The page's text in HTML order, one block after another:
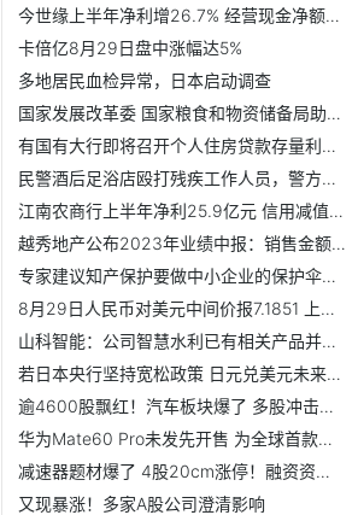
今世缘上半年净利增26.7% 经营现金净额降6.4%
卡倍亿8月29日盘中涨幅达5%
多地居民血检异常，日本启动调查
国家发展改革委 国家粮食和物资储备局助力388个脱贫县加强农...
有国有大行即将召开个人住房贷款存量利率调整项目启动会
民警酒后足浴店殴打残疾工作人员，警方通报：已成立工作组，...
江南农商行上半年净利25.9亿元 信用减值损失降至19亿
越秀地产公布2023年业绩中报：销售金额稳健增长，持续降低融...
专家建议知产保护要做中小企业的保护伞，而非拦路虎
8月29日人民币对美元中间价报7.1851 上调5个基点
山科智能：公司智慧水利已有相关产品并产生收入，后面几年会...
若日本央行坚持宽松政策 日元兑美元未来可能跌至155
逾4600股飘红！汽车板块爆了 多股冲击涨停！
华为Mate60 Pro未发先开售 为全球首款支持卫星通话的大众智能手机
减速器题材爆了 4股20cm涨停！融资资金加仓的业绩增长股出炉
又现暴涨！多家A股公司澄清影响